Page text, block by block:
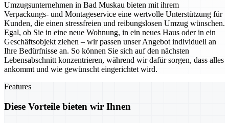
Umzugsunternehmen in Bad Muskau bieten mit ihrem
Verpackungs- und Montageservice eine wertvolle Unterstützung für
Kunden, die einen stressfreien und reibungslosen Umzug wünschen.
Egal, ob Sie in eine neue Wohnung, in ein neues Haus oder in ein
Geschäftsobjekt ziehen – wir passen unser Angebot individuell an
Ihre Bedürfnisse an. So können Sie sich auf den nächsten
Lebensabschnitt konzentrieren, während wir dafür sorgen, dass alles
ankommt und wie gewünscht eingerichtet wird.
Features
Diese Vorteile bieten wir Ihnen